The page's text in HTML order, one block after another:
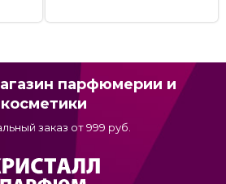
парфюмерии и
косметики
заказ от 999 руб.